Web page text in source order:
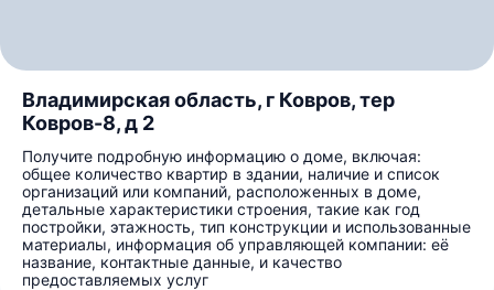
Владимирская область, г Ковров, тер
Ковров-8, д 2
Получите подробную информацию о доме, включая:
общее количество квартир в здании, наличие и список
организаций или компаний, расположенных в доме,
детальные характеристики строения, такие как год
постройки, этажность, тип конструкции и использованные
материалы, информация об управляющей компании: её
название, контактные данные, и качество
предоставляемых услуг